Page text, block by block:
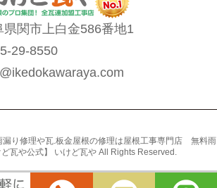
県関市上白金586番地1
29-8550
り修理や瓦.板金屋根の修理は屋根工事専門店 無料雨
瓦や公式】 いけど瓦や All Rights Reserved.